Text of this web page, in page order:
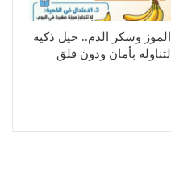
الموز وسكر الدم.. حيل ذكية
لتناوله بأمان ودون قلق